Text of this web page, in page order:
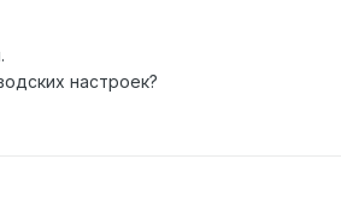
настроек?